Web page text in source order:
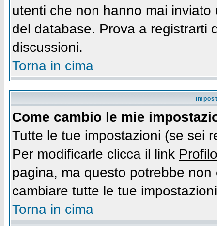
utenti che non hanno mai
del database. Prova a registrarti
discussioni.
Torna in cima
Come cambio le mie
Tutte le tue impostazioni (se sei
Per modificarle clicca il link Profilo
pagina, ma questo potrebbe
cambiare tutte le tue
Torna in cima